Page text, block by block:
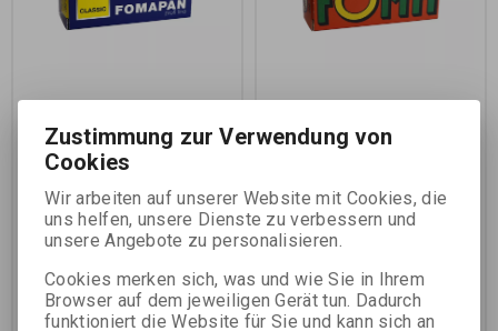
FOMAPAN 100/120 - 6x9
CM /svitek/
Katalognummer:
Schwarzweißnegativrollfilm
Empfindlichkeit ISO 100/21°
FOMAPAN 200 120
RETRO Limited
Katalognummer:
11360
Schwarzweißnegativrollfilm
Empfindlichkeit ISO 200/24°
Zustimmung zur Verwendung von
Cookies
Wir arbeiten auf unserer Website mit Cookies, die
uns helfen, unsere Dienste zu verbessern und
unsere Angebote zu personalisieren.
Cookies merken sich, was und wie Sie in Ihrem
Browser auf dem jeweiligen Gerät tun. Dadurch
funktioniert die Website für Sie und kann sich an